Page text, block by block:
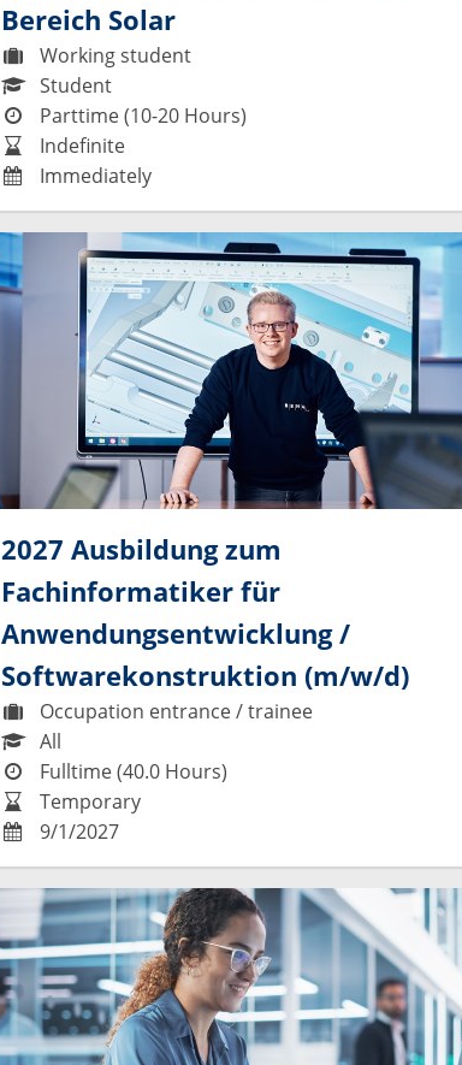
Bereich Solar
Working student
Student
Parttime (10-20 Hours)
Indefinite
Immediately
2027 Ausbildung zum
Fachinformatiker für
Anwendungsentwicklung /
Softwarekonstruktion (m/w/d)
Occupation entrance / trainee
All
Fulltime (40.0 Hours)
Temporary
9/1/2027